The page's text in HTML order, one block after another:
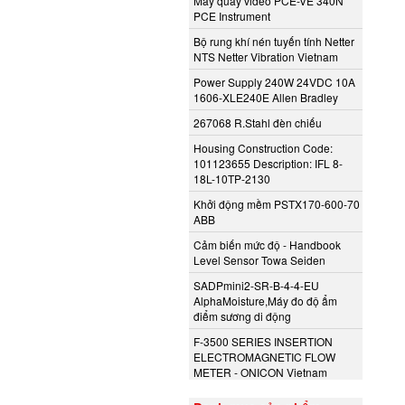
PCE Instrument
Bộ rung khí nén tuyến tính Netter
NTS Netter Vibration Vietnam
Power Supply 240W 24VDC 10A
1606-XLE240E Allen Bradley
267068 R.Stahl đèn chiếu
Housing Construction Code:
101123655 Description: IFL 8-
18L-10TP-2130
Khởi động mềm PSTX170-600-70
ABB
Cảm biến mức độ - Handbook
Level Sensor Towa Seiden
SADPmini2-SR-B-4-4-EU
AlphaMoisture,Máy đo độ ẩm
điểm sương di động
F-3500 SERIES INSERTION
ELECTROMAGNETIC FLOW
METER - ONICON Vietnam